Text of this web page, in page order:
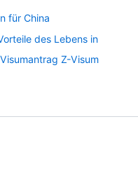
für China
des Lebens in
Z-Visum